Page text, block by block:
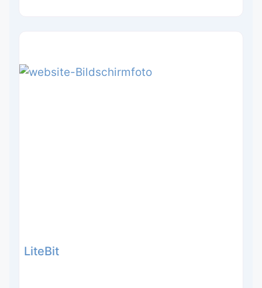
LiteBit